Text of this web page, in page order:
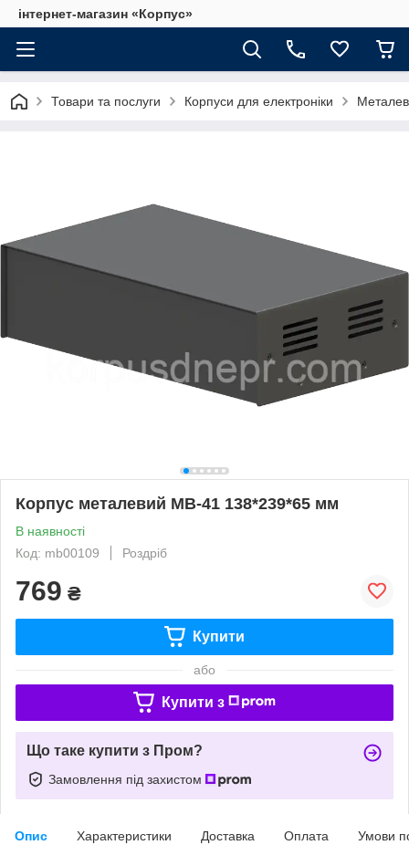
інтернет-магазин «Корпус»
Товари та послуги Корпуси для електроніки
Корпус металевий MB-41 138*239*65 мм
В наявності
Код: mb00109
Роздріб
769 ₴
Купити
або
Купити з
Що таке купити з Пром?
Замовлення під захистом
Опис Характеристики Доставка Оплата Умови